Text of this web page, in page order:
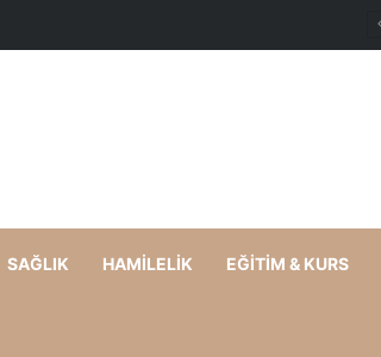
SAĞLIK HAMILELIK EĞITIM & KURS